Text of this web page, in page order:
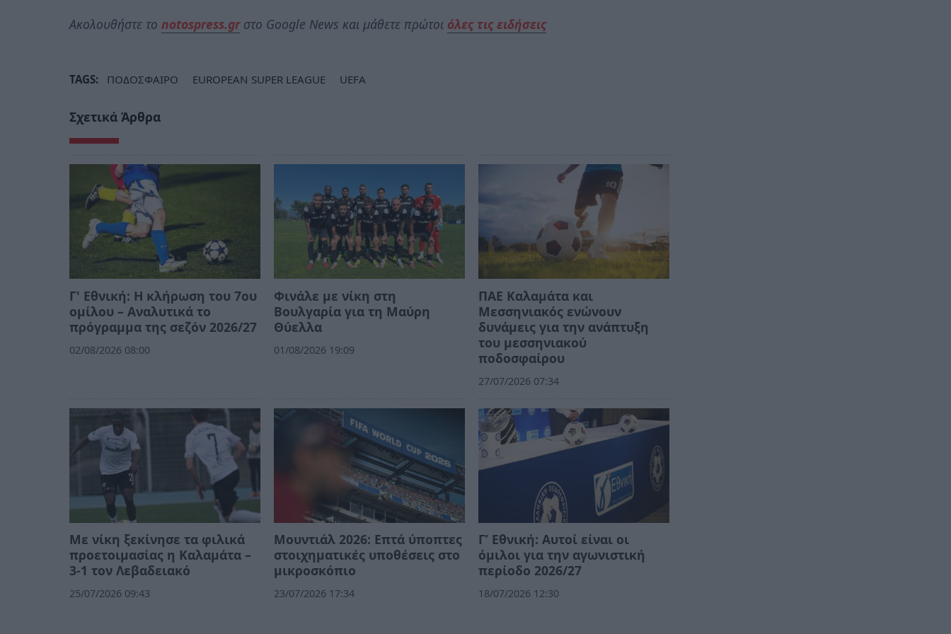
Ακολουθήστε το notospress.grστο Google News και μάθετε πρώτοι όλες τις ειδήσεις
TAGS: ΠΟΔΟΣΦΑΙΡΟ EUROPEAN SUPER LEAGUE UEFA
Σχετικά Άρθρα
Γ' Εθνική: Η κλήρωση του 7ου
ομίλου – Αναλυτικά το
πρόγραμμα της σεζόν 2026/27
02/08/2026 08:00
Φινάλε με νίκη στη
Βουλγαρία για τη Μαύρη
Θύελλα
01/08/2026 19:09
ΠΑΕ Καλαμάτα και
Μεσσηνιακός ενώνουν
δυνάμεις για την ανάπτυξη
του μεσσηνιακού
ποδοσφαίρου
27/07/2026 07:34
Με νίκη ξεκίνησε τα φιλικά
προετοιμασίας η Καλαμάτα –
3-1 τον Λεβαδειακό
25/07/2026 09:43
Μουντιάλ 2026: Επτά ύποπτες
στοιχηματικές υποθέσεις στο
μικροσκόπιο
23/07/2026 17:34
Γ’ Εθνική: Αυτοί είναι οι
όμιλοι για την αγωνιστική
περίοδο 2026/27
18/07/2026 12:30